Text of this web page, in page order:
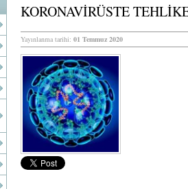
KORONAVİRÜSTE
Yayınlanma tarihi: 01 Temmuz 2020